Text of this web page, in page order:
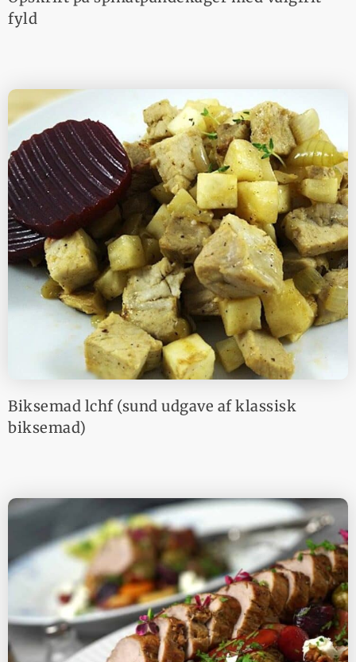
fyld
Biksemad lchf (sund udgave af klassisk
biksemad)